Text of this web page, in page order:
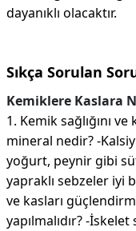
dayanıklı olacaktır.
Sıkça Sorulan
Kemiklere Kaslara
1. Kemik sağlığını
mineral nedir? -
yoğurt, peynir gibi
yapraklı sebzeler iyi
ve kasları
yapılmalıdır? -